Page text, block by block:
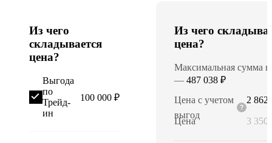
Из чего
складывается
цена?
100 000 ₽
Выгода
по
Трейд-
ин
Из чего
цена?
Максимальная сумма
— 487 038 ₽
Цена с учетом
выгод
2 862
Цена 3 350